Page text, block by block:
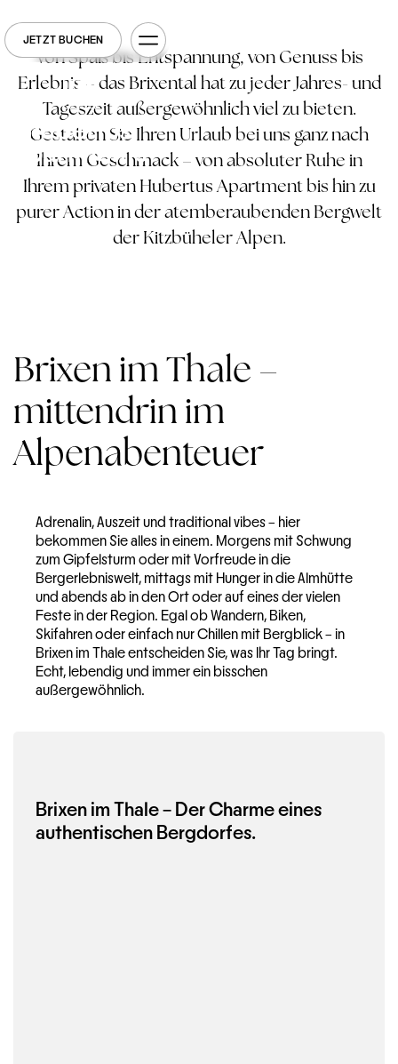
JETZT BUCHEN
Von Spaß bis Entspannung, von Genuss bis
Erlebnis – das Brixental hat zu jeder Jahres- und
Tageszeit außergewöhnlich viel zu bieten.
Gestalten Sie Ihren Urlaub bei uns ganz nach
Ihrem Geschmack – von absoluter Ruhe in
Ihrem privaten Hubertus Apartment bis hin zu
purer Action in der atemberaubenden Bergwelt
der Kitzbüheler Alpen.
Brixen im Thale –
mittendrin im
Alpenabenteuer
Adrenalin, Auszeit und traditional vibes – hier
bekommen Sie alles in einem. Morgens mit Schwung
zum Gipfelsturm oder mit Vorfreude in die
Bergerlebniswelt, mittags mit Hunger in die Almhütte
und abends ab in den Ort oder auf eines der vielen
Feste in der Region. Egal ob Wandern, Biken,
Skifahren oder einfach nur Chillen mit Bergblick – in
Brixen im Thale entscheiden Sie, was Ihr Tag bringt.
Echt, lebendig und immer ein bisschen
außergewöhnlich.
Brixen im Thale – Der Charme eines
authentischen Bergdorfes.